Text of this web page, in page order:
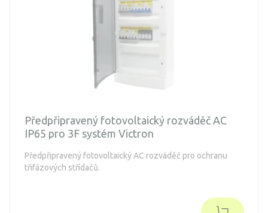
Předpřipravený fotovoltaický rozváděč AC
IP65 pro 3F systém Victron
Předpřipravený fotovoltaický AC rozváděč pro ochranu
třifázových střídačů.